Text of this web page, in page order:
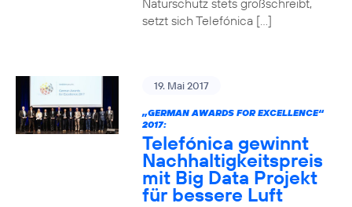
Naturschutz stets großschreibt,
setzt sich Telefónica […]
19. Mai 2017
„GERMAN AWARDS FOR EXCELLENCE“
2017:
Telefónica gewinnt
Nachhaltigkeitspreis
mit Big Data Projekt
für bessere Luft